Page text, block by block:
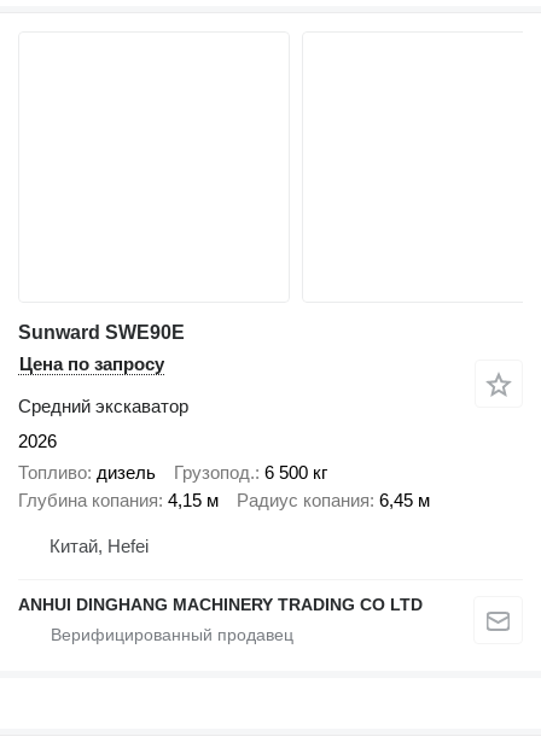
Sunward SWE90E
Цена по запросу
Средний экскаватор
2026
Топливо дизель Грузопод. 6 500 кг
Глубина копания 4,15 м Радиус копания 6,45 м
Китай, Hefei
ANHUI DINGHANG MACHINERY TRADING CO LTD